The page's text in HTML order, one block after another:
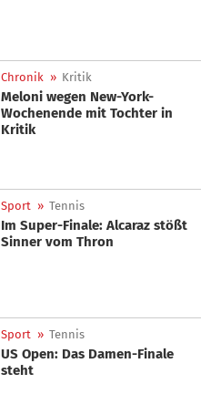
Chronik » Kritik
Meloni wegen New-York-
Wochenende mit Tochter in
Kritik
Sport » Tennis
Im Super-Finale: Alcaraz stößt
Sinner vom Thron
Sport » Tennis
US Open: Das Damen-Finale
steht